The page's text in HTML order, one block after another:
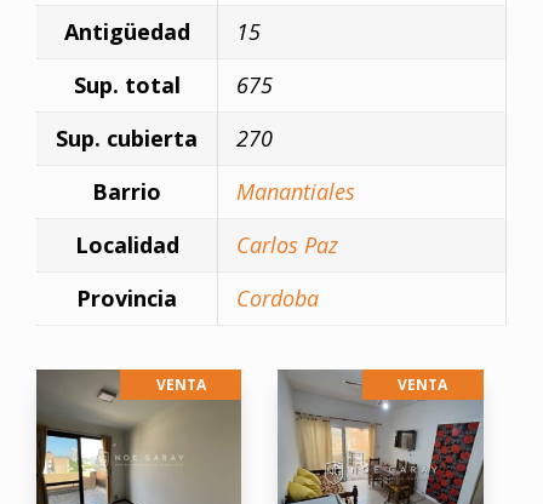
Antigüedad
15
Sup. total
675
Sup. cubierta
270
Barrio
Manantiales
Localidad
Carlos Paz
Provincia
Cordoba
VENTA VENTA